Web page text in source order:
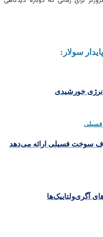
سولار:
خورشیدی
سوخت فسیلی ارائه می‌دهد
آگری‌ولتاییک‌ها